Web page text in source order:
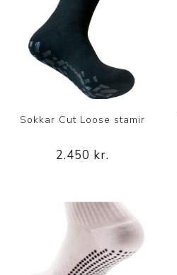
Sokkar Cut Loose stamir
2.450 kr.